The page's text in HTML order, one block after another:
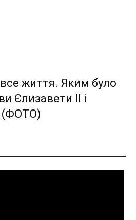
життя. Яким було
Єлизавети II і
(ФОТО)